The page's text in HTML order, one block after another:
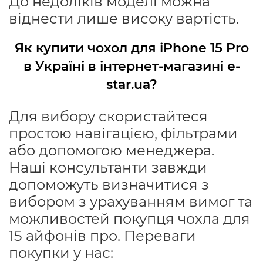
віднести лише високу вартість.
Як купити чохол для iPhone 15 Pro
в Україні в інтернет-магазині e-
star.ua?
Для вибору скористайтеся
простою навігацією, фільтрами
або допомогою менеджера.
Наші консультанти завжди
допоможуть визначитися з
вибором з урахуванням вимог та
можливостей покупця чохла для
15 айфонів про. Переваги
покупки у нас: